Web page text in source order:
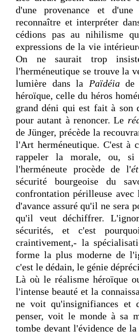
d'une provenance et
reconnaître et interpréter
cédions pas au nihilisme
expressions de la vie
On ne saurait trop
l'herméneutique se trouve la
lumière dans la Païdéiade
héroïque, celle du héros
grand déni qui est fait à son
pour autant à renoncer. Le
de Jünger, précède la
l'Art herméneutique. C'est à
rappeler la morale, ou,
l'herméneute procède de l'
sécurité bourgeoise du
confrontation périlleuse avec
d'avance assuré qu'il ne sera
qu'il veut déchiffrer.
sécurités, et c'est
craintivement,- la
forme la plus moderne de
c'est le dédain, le génie
Là où le réalisme héroïque
l'intense beauté et la
ne voit qu'insignifiances et
penser, voit le monde à sa
tombe devant l'évidence de